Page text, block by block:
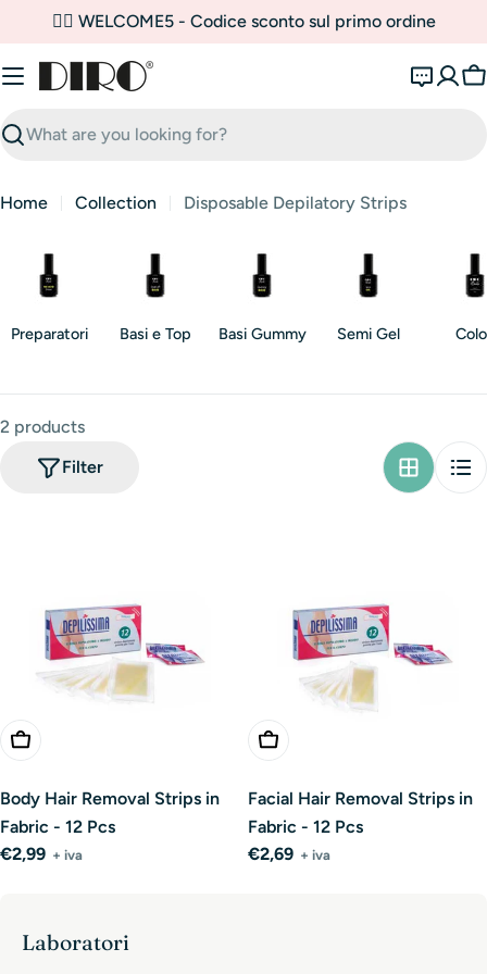
content
✌🏼 WELCOME5 - Codice sconto sul primo ordine
Search
Home Collection Disposable Depilatory Strips
Preparatori Basi e Top Basi Gummy Semi Gel
2 products
Filter
Add To Cart
Body Hair Removal Strips in
Fabric - 12 Pcs
Regular
€2,99 + iva
Add To Cart
Facial Hair Removal Strips in
Fabric - 12 Pcs
Regular
€2,69 + iva
Laboratori